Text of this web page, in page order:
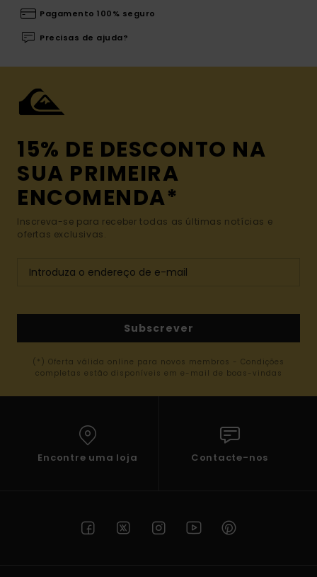
Pagamento 100% seguro
Precisas de ajuda?
15% DE DESCONTO NA
SUA PRIMEIRA
ENCOMENDA*
Inscreva-se para receber todas as últimas notícias e
ofertas exclusivas.
Subscrever
(*) Oferta válida online para novos membros - Condições
completas estão disponíveis em e-mail de boas-vindas
Encontre uma loja Contacte-nos